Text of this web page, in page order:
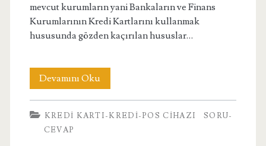
mevcut kurumların yani Bankaların ve Finans
Kurumlarının Kredi Kartlarını kullanmak
hususunda gözden kaçırılan hususlar…
Devamını Oku
Kartı-
Pos
KREDI KARTI-KREDI-POS CIHAZI
SORU-
CEVAP